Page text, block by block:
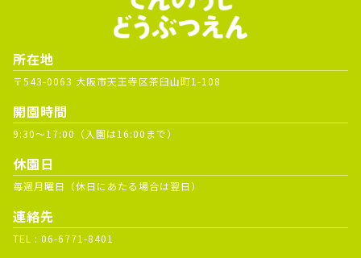
所在地
〒543-0063 大阪市天王寺区茶臼山町1-108
開園時間
9:30～17:00（入園は16:00まで）
休園日
毎週月曜日（休日にあたる場合は翌日）
連絡先
TEL : 06-6771-8401